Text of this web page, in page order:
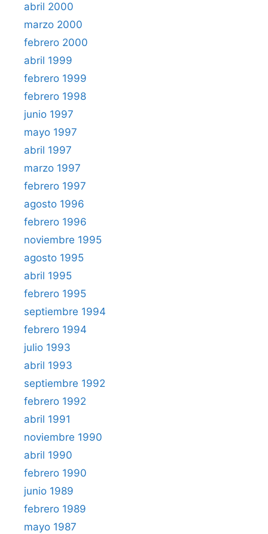
abril 2000
marzo 2000
febrero 2000
abril 1999
febrero 1999
febrero 1998
junio 1997
mayo 1997
abril 1997
marzo 1997
febrero 1997
agosto 1996
febrero 1996
noviembre 1995
agosto 1995
abril 1995
febrero 1995
septiembre 1994
febrero 1994
julio 1993
abril 1993
septiembre 1992
febrero 1992
abril 1991
noviembre 1990
abril 1990
febrero 1990
junio 1989
febrero 1989
mayo 1987